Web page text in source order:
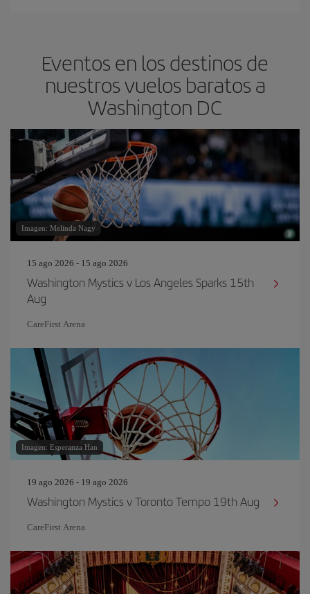
Eventos en los destinos de
nuestros vuelos baratos a
Washington DC
Imagen: Melinda Nagy
15 ago 2026 - 15 ago 2026
Washington Mystics v Los Angeles Sparks 15th
Aug
CareFirst Arena
Imagen: Esperanza Han
19 ago 2026 - 19 ago 2026
Washington Mystics v Toronto Tempo 19th Aug
CareFirst Arena